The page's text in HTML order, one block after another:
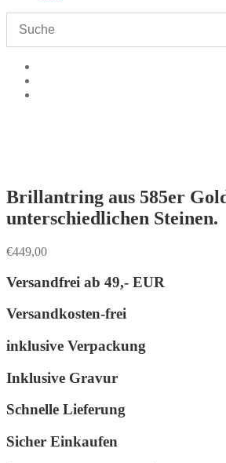
Brillantring aus 585er
unterschiedlichen Steinen.
€449,00
Versandfrei ab 49,- EUR
Versandkosten-frei
inklusive Verpackung
Inklusive Gravur
Schnelle Lieferung
Sicher Einkaufen